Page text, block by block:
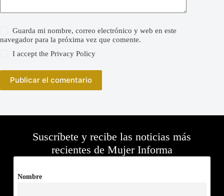
Guarda mi nombre, correo electrónico y web en este
navegador para la próxima vez que comente.
I accept thePrivacy Policy
Publicar el comentario
Suscríbete y recibe las noticias más
recientes de Mujer Informa
Nombre